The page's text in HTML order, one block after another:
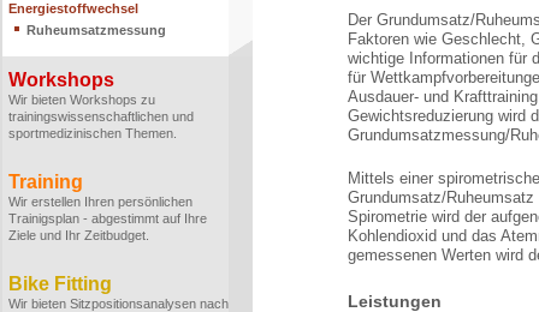
Energiestoffwechsel
Ruheumsatzmessung
Workshops
Wir bieten Workshops zu
trainingswissenschaftlichen und
sportmedizinischen Themen.
Training
Wir erstellen Ihren persönlichen
Trainigsplan - abgestimmt auf Ihre
Ziele und Ihr Zeitbudget.
Bike Fitting
Wir bieten Sitzpositionsanalysen nach
Der Grundumsatz/
Faktoren wie Geschlecht,
wichtige Informationen für
für
Ausdauer- und
Gewichtsreduzierung wird
Grundumsatzmessung/
Mittels einer
Grundumsatz/
Spirometrie wird der
Kohlendioxid und das
gemessenen Werten wird
Leistungen